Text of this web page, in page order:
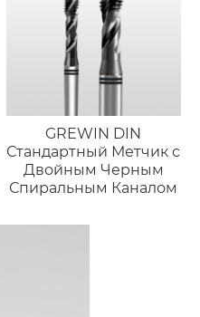
GREWIN DIN
Стандартный Метчик с
Двойным Черным
Спиральным Каналом